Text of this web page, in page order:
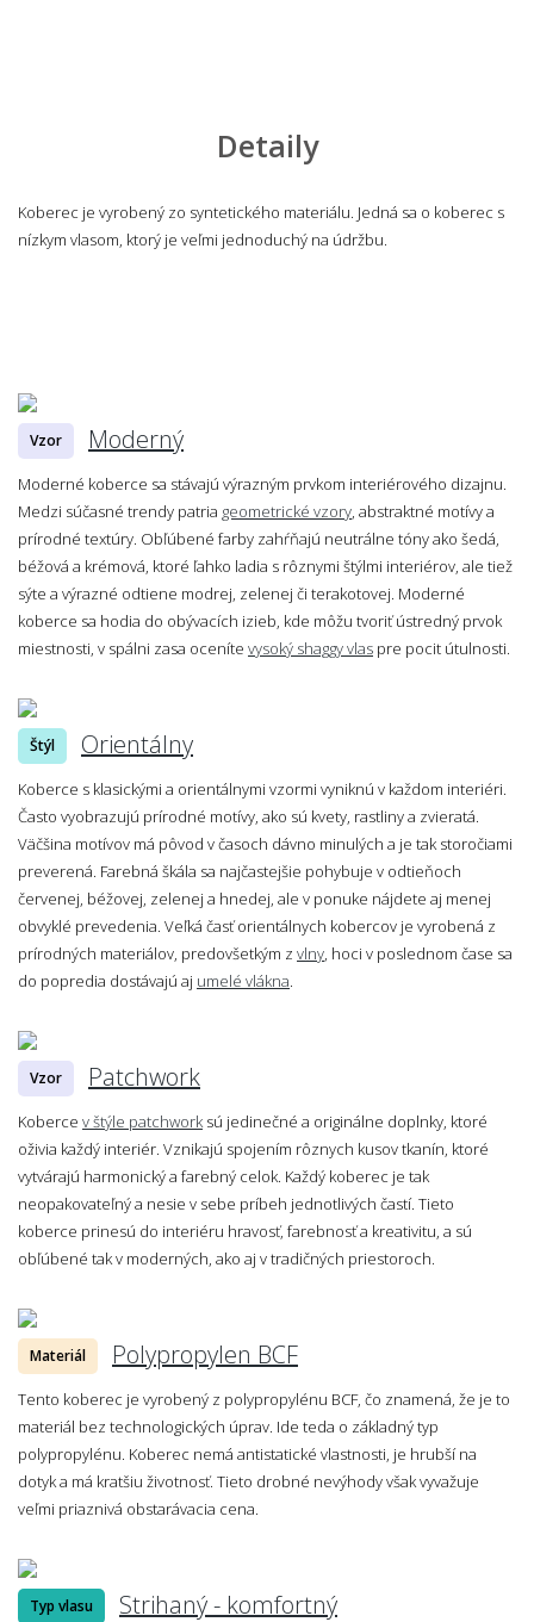
Detaily
Koberec je vyrobený zo syntetického materiálu. Jedná sa o koberec s
nízkym vlasom, ktorý je veľmi jednoduchý na údržbu.
Vzor Moderný
Moderné koberce sa stávajú výrazným prvkom interiérového dizajnu.
Medzi súčasné trendy patria geometrické vzory , abstraktné motívy a
prírodné textúry. Obľúbené farby zahŕňajú neutrálne tóny ako šedá,
béžová a krémová, ktoré ľahko ladia s rôznymi štýlmi interiérov, ale tiež
sýte a výrazné odtiene modrej, zelenej či terakotovej. Moderné
koberce sa hodia do obývacích izieb, kde môžu tvoriť ústredný prvok
miestnosti, v spálni zasa oceníte vysoký shaggy vlas pre pocit útulnosti.
Štýl Orientálny
Koberce s klasickými a orientálnymi vzormi vyniknú v každom interiéri.
Často vyobrazujú prírodné motívy, ako sú kvety, rastliny a zvieratá.
Väčšina motívov má pôvod v časoch dávno minulých a je tak storočiami
preverená. Farebná škála sa najčastejšie pohybuje v odtieňoch
červenej, béžovej, zelenej a hnedej, ale v ponuke nájdete aj menej
obvyklé prevedenia. Veľká časť orientálnych kobercov je vyrobená z
prírodných materiálov, predovšetkým z vlny , hoci v poslednom čase sa
do popredia dostávajú aj umelé vlákna
Vzor Patchwork
Koberce v štýle patchwork sú jedinečné a originálne doplnky, ktoré
oživia každý interiér. Vznikajú spojením rôznych kusov tkanín, ktoré
vytvárajú harmonický a farebný celok. Každý koberec je tak
neopakovateľný a nesie v sebe príbeh jednotlivých častí. Tieto
koberce prinesú do interiéru hravosť, farebnosť a kreativitu, a sú
obľúbené tak v moderných, ako aj v tradičných priestoroch.
Materiál Polypropylen BCF
Tento koberec je vyrobený z polypropylénu BCF, čo znamená, že je to
materiál bez technologických úprav. Ide teda o základný typ
polypropylénu. Koberec nemá antistatické vlastnosti, je hrubší na
dotyk a má kratšiu životnosť. Tieto drobné nevýhody však vyvažuje
veľmi priaznivá obstarávacia cena.
Typ vlasu Strihaný - komfortný